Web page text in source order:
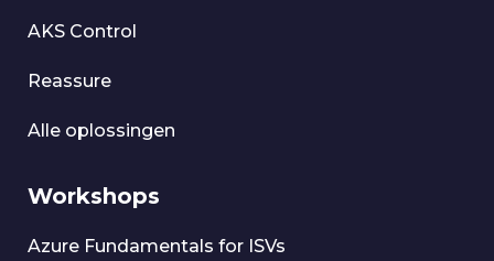
AKS Control
Reassure
Alle oplossingen
Workshops
Azure Fundamentals for ISVs